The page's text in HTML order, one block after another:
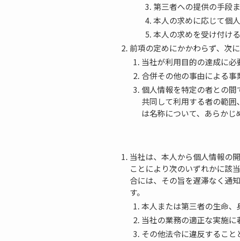
第三者への提供の手段
本人の求めに応じて個
本人の求めを受け付け
前項の定めにかかわらず、次
当社が利用目的の達成に
合併その他の事由による
個人情報を特定の者との間
共同して利用する者の範
は名称について、あらか
当社は、本人から個人情報の
ことにより次のいずれかに該
合には、その旨を遅滞なく通
す。
本人または第三者の生命
当社の業務の適正な実施
その他法令に違反すること